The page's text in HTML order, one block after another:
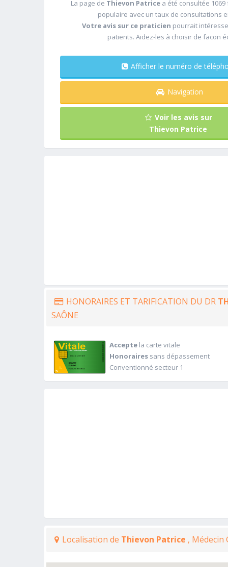
La page de Thievon Patrice a été consultée
populaire avec un taux de consultations
Votre avis sur ce praticien pourrait
patients. Aidez-les à choisir de facon
Afficher le numéro de
Navigation
Voir les avis sur
Thievon Patrice
HONORAIRES ET TARIFICATION DU DR
SAÔNE
Acceptela carte vitale
Honorairessans dépassement
Conventionné secteur 1
Localisation de Thievon Patrice , Médecin